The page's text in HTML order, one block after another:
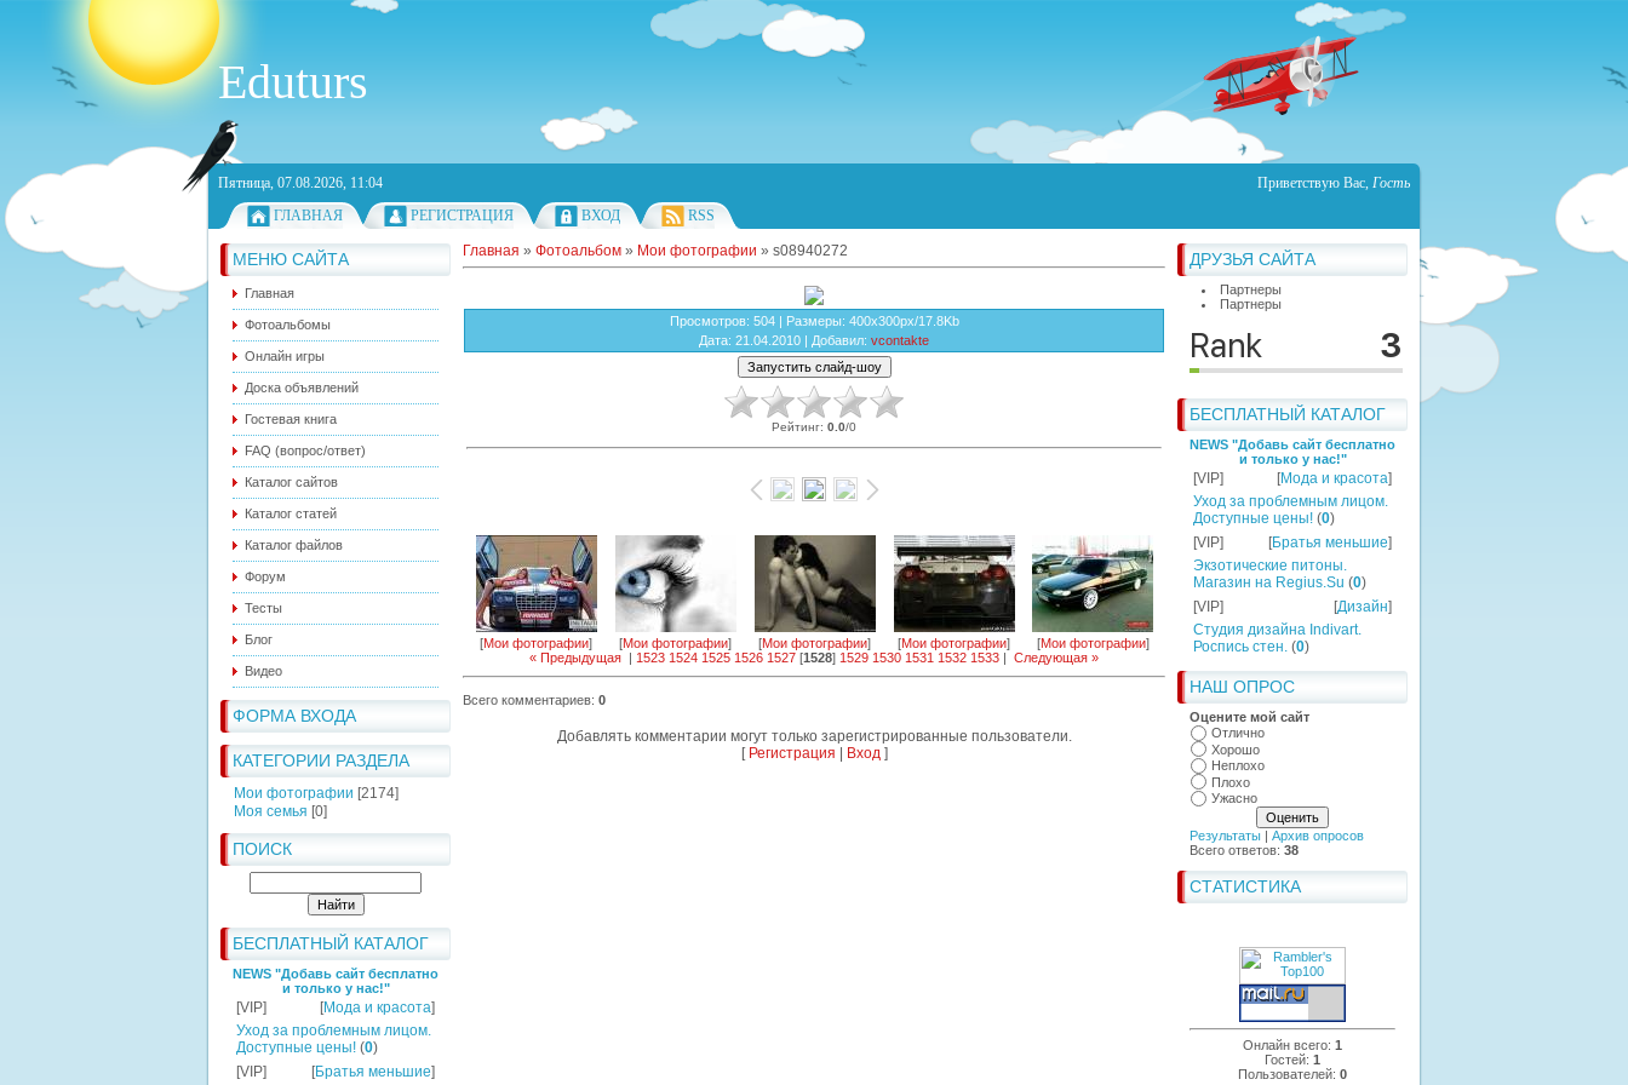
Eduturs
Пятница, 07.08.2026, 11:04 Приветствую Вас, Гость
ГЛАВНАЯ
РЕГИСТРАЦИЯ ВХОД RSS
МЕНЮ САЙТА
Главная
Фотоальбомы
Онлайн игры
Доска объявлений
Гостевая книга
FAQ (вопрос/ответ)
Каталог сайтов
Каталог статей
Каталог файлов
Форум
Тесты
Блог
Видео
ФОРМА ВХОДА
КАТЕГОРИИ РАЗДЕЛА
Мои фотографии [2174]
Моя семья [0]
ПОИСК
БЕСПЛАТНЫЙ КАТАЛОГ
NEWS "Добавь сайт бесплатно
и только у нас!"
[VIP] [Мода и красота]
Уход за проблемным лицом.
Доступные цены! (0)
[VIP]
[Братья меньшие]
ДРУЗЬЯ САЙТА
Партнеры
Партнеры
БЕСПЛАТНЫЙ КАТАЛОГ
NEWS "Добавь сайт бесплатно
и только у нас!"
[VIP] [Мода и красота]
Уход за проблемным лицом.
Доступные цены! (0)
[VIP]
[Братья меньшие]
Экзотические питоны.
Магазин на Regius.Su (0)
[VIP]
[Дизайн]
Студия дизайна Indivart.
Роспись стен. (0)
НАШ ОПРОС
Оцените мой сайт
Отлично
Хорошо
Неплохо
Плохо
Ужасно
Результаты | Архив опросов
Всего ответов: 38
СТАТИСТИКА
Онлайн всего: 1
Гостей: 1
Пользователей: 0
Главная » Фотоальбом » Мои фотографии » s08940272
Просмотров: 504 | Размеры: 400x300px/17.8Kb
Дата: 21.04.2010 | Добавил: vcontakte
Рейтинг: 0.0/0
[Мои фотографии] [Мои фотографии] [Мои фотографии] [Мои фотографии] [Мои фотографии]
« Предыдущая | 1523 1524 1525 1526 1527 [1528] 1529 1530 1531 1532 1533 | Следующая »
Всего комментариев: 0
Добавлять комментарии могут только зарегистрированные пользователи.
[ Регистрация Вход]